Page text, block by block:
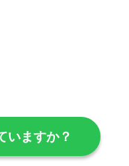
いますか？